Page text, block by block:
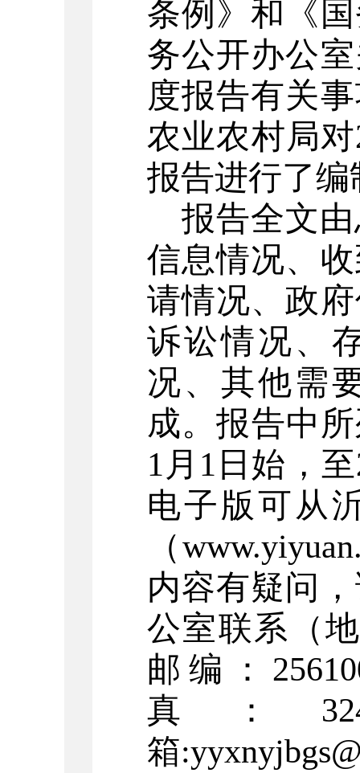
条例》和《
务公开办公
度报告有关
农业农村局
报告进行了编
报告全文
信息情况、
请情况、政
诉讼情况、
况、其他需
成。报告中
1月1日始，至
电子版可从
（
内容有疑问
公室联系（
邮编：
真：
箱